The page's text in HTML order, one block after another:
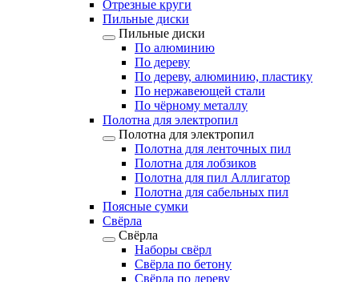
Отрезные круги
Пильные диски
Пильные диски
По алюминию
По дереву
По дереву, алюминию, пластику
По нержавеющей стали
По чёрному металлу
Полотна для электропил
Полотна для электропил
Полотна для ленточных пил
Полотна для лобзиков
Полотна для пил Аллигатор
Полотна для сабельных пил
Поясные сумки
Свёрла
Свёрла
Наборы свёрл
Свёрла по бетону
Свёрла по дереву